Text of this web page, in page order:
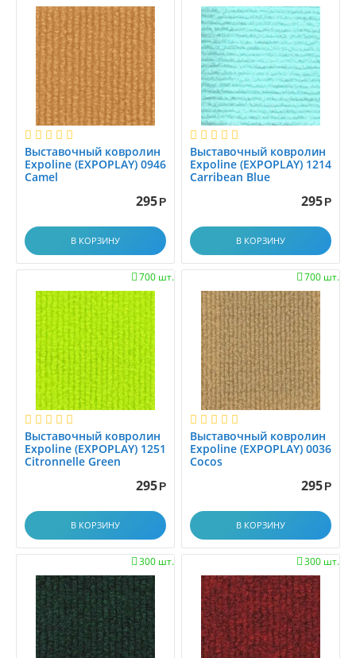
Выставочный ковролин
Expoline (EXPOPLAY) 0946
Camel
295 Р
В КОРЗИНУ
Выставочный ковролин
Expoline (EXPOPLAY) 1214
Carribean Blue
295 Р
В КОРЗИНУ
700 шт.

Выставочный ковролин
Expoline (EXPOPLAY) 1251
Citronnelle Green
295 Р
В КОРЗИНУ
700 шт.

Выставочный ковролин
Expoline (EXPOPLAY) 0036
Cocos
295 Р
В КОРЗИНУ
300 шт.
 300 шт.
